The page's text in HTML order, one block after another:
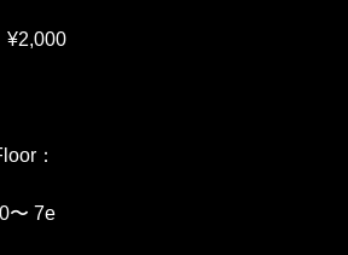
¥2,000
：
〜 7e